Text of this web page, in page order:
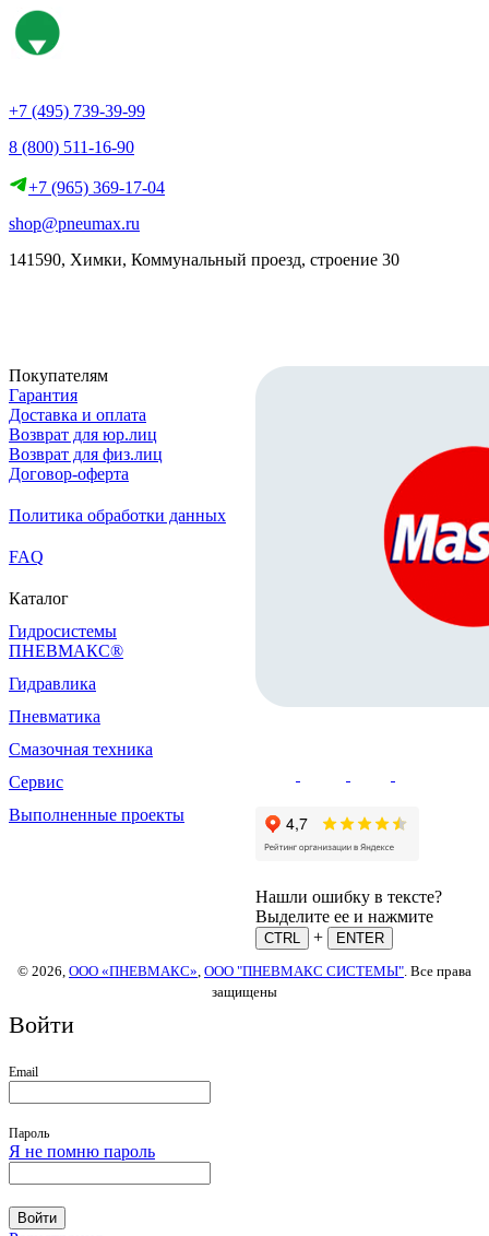
+7 (495) 739-39-99
8 (800) 511-16-90
+7 (965) 369-17-04
shop@pneumax.ru
141590, Химки, Коммунальный проезд, строение 30
Покупателям
Гарантия
Доставка и оплата
Возврат для юр.лиц
Возврат для физ.лиц
Договор-оферта
Политика обработки данных
FAQ
Каталог
Гидросистемы
ПНЕВМАКС®
Гидравлика
Пневматика
Смазочная техника
Сервис
Выполненные проекты
Нашли ошибку в тексте?
Выделите ее и нажмите
CTRL +
ENTER
© 2026, ООО «ПНЕВМАКС» ООО "ПНЕВМАКС СИСТЕМЫ" . Все права
защищены
Войти
Email
Пароль
Я не помню пароль
Войти